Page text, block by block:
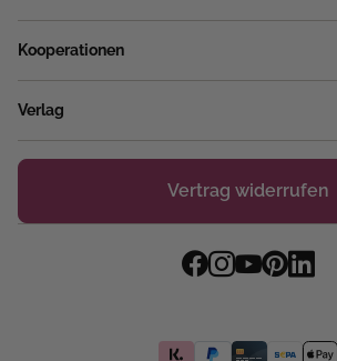
Kooperationen
Verlag
Vertrag widerrufen